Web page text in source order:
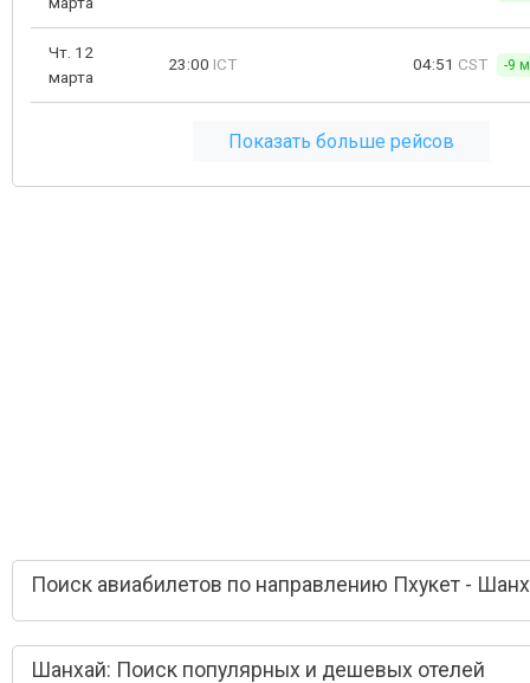
Чт. 12
марта
23:00 ICT 04:51 CST -9
Показать больше рейсов
Поиск авиабилетов по направлению Пхукет -
Шанхай: Поиск популярных и дешевых отелей